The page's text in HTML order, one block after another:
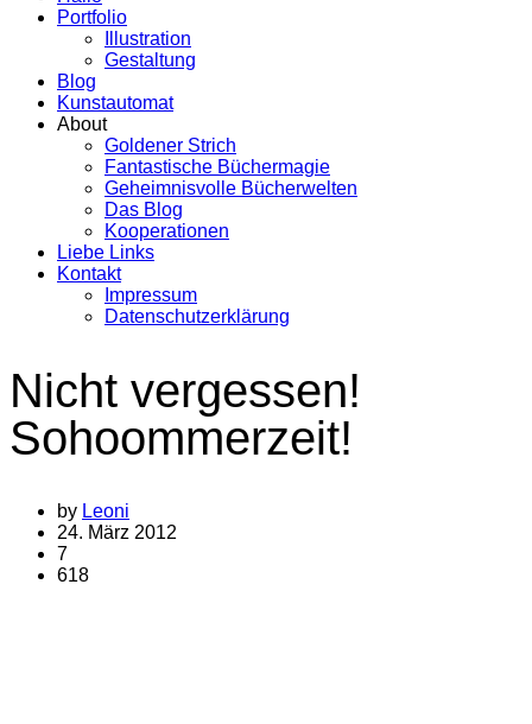
Portfolio
Illustration
Gestaltung
Blog
Kunstautomat
About
Goldener Strich
Fantastische Büchermagie
Geheimnisvolle Bücherwelten
Das Blog
Kooperationen
Liebe Links
Kontakt
Impressum
Datenschutzerklärung
Nicht vergessen!
Sohoommerzeit!
by Leoni
24. März 2012
7
618